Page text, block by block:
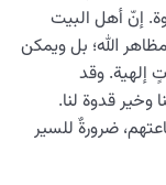
إنّ أهل البيت
الله؛ بل ويمكن
إلهية. وقد
وخير قدوة لنا.
ضرورةٌ للسير